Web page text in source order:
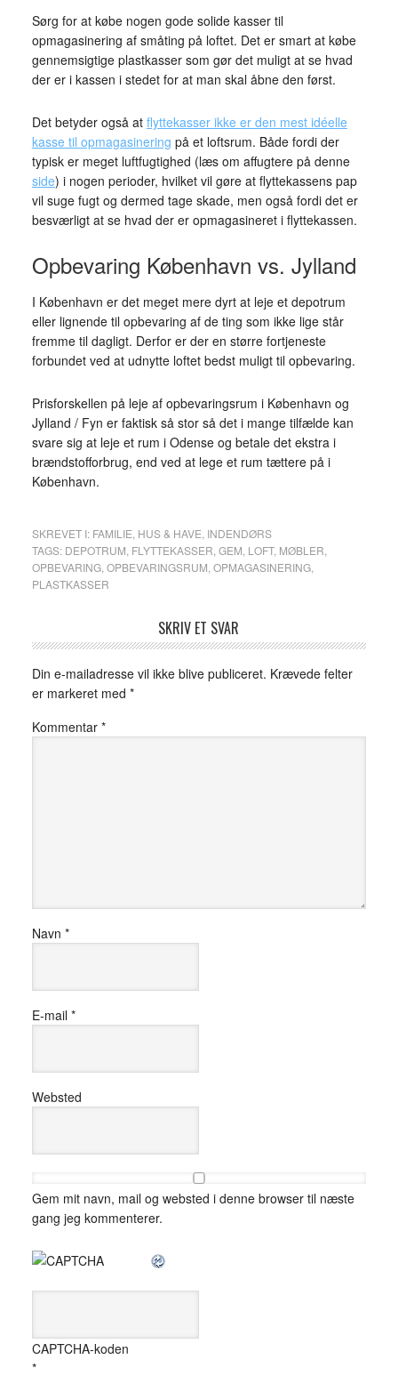
Sørg for at købe nogen gode solide kasser til
opmagasinering af småting på loftet. Det er smart at købe
gennemsigtige plastkasser som gør det muligt at se hvad
der er i kassen i stedet for at man skal åbne den først.
Det betyder også at flyttekasser ikke er den mest idéelle
kasse til opmagasinering på et loftsrum. Både fordi der
typisk er meget luftfugtighed (læs om affugtere på denne
side) i nogen perioder, hvilket vil gøre at flyttekassens pap
vil suge fugt og dermed tage skade, men også fordi det er
besværligt at se hvad der er opmagasineret i flyttekassen.
Opbevaring København vs. Jylland
I København er det meget mere dyrt at leje et depotrum
eller lignende til opbevaring af de ting som ikke lige står
fremme til dagligt. Derfor er der en større fortjeneste
forbundet ved at udnytte loftet bedst muligt til opbevaring.
Prisforskellen på leje af opbevaringsrum i København og
Jylland / Fyn er faktisk så stor så det i mange tilfælde kan
svare sig at leje et rum i Odense og betale det ekstra i
brændstofforbrug, end ved at lege et rum tættere på i
København.
SKREVET I: FAMILIE HUS & HAVE INDENDØRS
TAGS: DEPOTRUM FLYTTEKASSER GEM LOFT, MØBLER
OPBEVARING, OPBEVARINGSRUM OPMAGASINERING,
PLASTKASSER
SKRIV ET SVAR
Din e-mailadresse vil ikke blive publiceret. Krævede felter
er markeret med *
Kommentar *
Navn *
E-mail *
Websted
Gem mit navn, mail og websted i denne browser til næste
gang jeg kommenterer.
CAPTCHA-koden
*